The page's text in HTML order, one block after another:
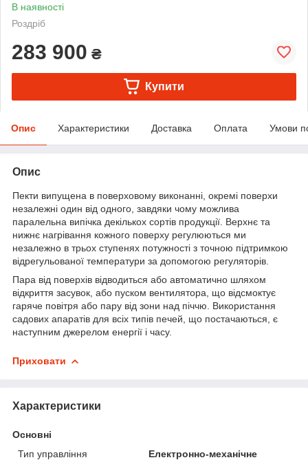
В наявності
Роздріб
283 900 ₴
Купити
Опис Характеристики Доставка Оплата Умови
Опис
Пекти випущена в поверховому виконанні, окремі поверхи
незалежні один від одного, завдяки чому можлива
паралельна випічка декількох сортів продукції. Верхнє та
нижнє нагрівання кожного поверху регулюються ми
незалежно в трьох ступенях потужності з точною підтримкою
відрегульованої температури за допомогою регуляторів.
Пара від поверхів відводиться або автоматично шляхом
відкриття засувок, або пуском вентилятора, що відсмоктує
гаряче повітря або пару від зони над піччю. Використання
садових апаратів для всіх типів печей, що постачаються, є
наступним джерелом енергії і часу.
Приховати
Характеристики
Основні
Тип управління
Електронно-механічне